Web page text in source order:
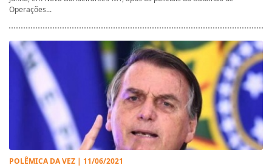
Operações...
POLÊMICA DA VEZ | 11/06/2021